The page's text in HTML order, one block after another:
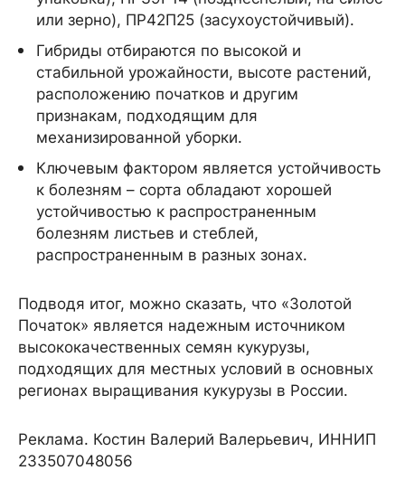
или зерно), ПР42П25 (засухоустойчивый).
Гибриды отбираются по высокой и
стабильной урожайности, высоте растений,
расположению початков и другим
признакам, подходящим для
механизированной уборки.
Ключевым фактором является устойчивость
к болезням – сорта обладают хорошей
устойчивостью к распространенным
болезням листьев и стеблей,
распространенным в разных зонах.
Подводя итог, можно сказать, что «Золотой
Початок» является надежным источником
высококачественных семян кукурузы,
подходящих для местных условий в основных
регионах выращивания кукурузы в России.
Реклама. Костин Валерий Валерьевич, ИННИП
233507048056